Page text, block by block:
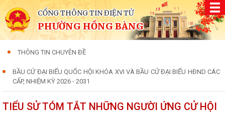
CỔNG THÔNG TIN ĐIỆN TỬ
PHƯỜNG HỒNG BÀNG
THÔNG TIN CHUYÊN ĐỀ
BẦU CỬ ĐẠI BIỂU QUỐC HỘI KHÓA XVI VÀ BẦU CỬ ĐẠI BIỂU HĐND CÁC
CẤP, NHIỆM KỲ 2026 - 2031
TIỂU SỬ TÓM TẮT NHỮNG NGƯỜI ỨNG CỬ HỘI